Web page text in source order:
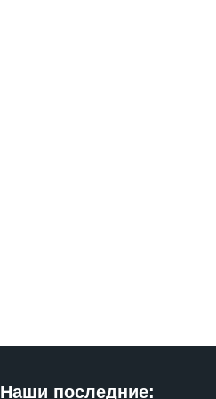
Наши последние: